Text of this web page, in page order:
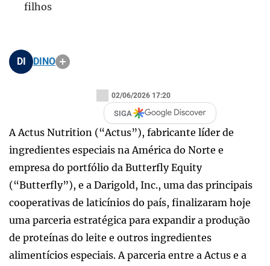
filhos
DI DINO
02/06/2026 17:20
SIGA
A Actus Nutrition (“Actus”), fabricante líder de
ingredientes especiais na América do Norte e
empresa do portfólio da Butterfly Equity
(“Butterfly”), e a Darigold, Inc., uma das principais
cooperativas de laticínios do país, finalizaram hoje
uma parceria estratégica para expandir a produção
de proteínas do leite e outros ingredientes
alimentícios especiais. A parceria entre a Actus e a